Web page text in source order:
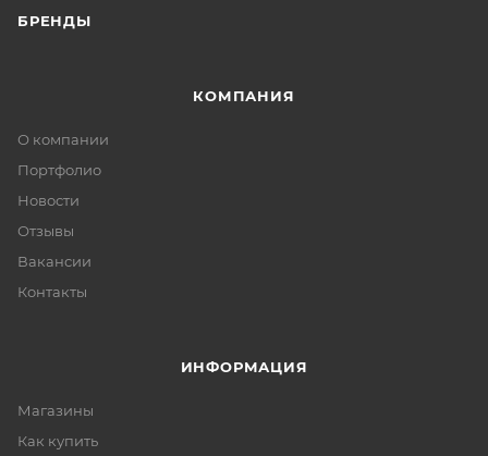
БРЕНДЫ
КОМПАНИЯ
О компании
Портфолио
Новости
Отзывы
Вакансии
Контакты
ИНФОРМАЦИЯ
Магазины
Как купить